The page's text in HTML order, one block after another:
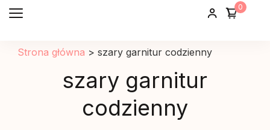
0
Strona główna > szary garnitur codzienny
szary garnitur
codzienny